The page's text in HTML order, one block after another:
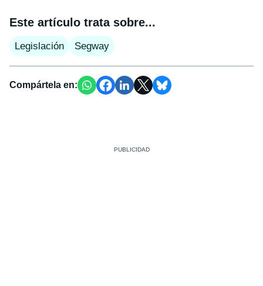
Este artículo trata sobre...
Legislación Segway
Compártela en: